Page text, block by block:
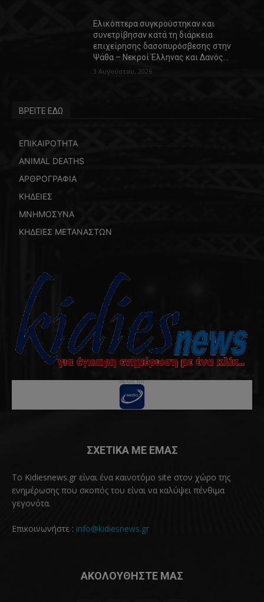
Ελικόπτερα συγκρούστηκαν και
συνετρίβησαν κατά τη διάρκεια
επιχείρησης δασοπυρόσβεσης στην
Ψάθα – Νεκροί Έλληνας και Δανός…
3 Αυγούστου, 2026
ΒΡΕΙΤΕ ΕΔΩ
ΕΠΙΚΑΙΡΟΤΗΤΑ
ANIMAL DEATHS
ΑΡΘΡΟΓΡΑΦΙΑ
ΚΗΔΕΙΕΣ
ΜΝΗΜΟΣΥΝΑ
ΚΗΔΕΙΕΣ ΜΕΤΑΝΑΣΤΩΝ
ΣΧΕΤΙΚΑ ΜΕ ΕΜΑΣ
Το Kidiesnews.gr είναι ένα καινοτόμο site στον χώρο της
ενημέρωσης που σκοπός του είναι να καλύψει πένθιμα
γεγονότα.
Επικοινωνήστε : info@kidiesnews.gr
ΑΚΟΛΟΥΘΗΣΤΕ ΜΑΣ